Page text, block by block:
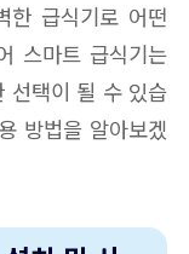
한 급식기로 어떤
스마트 급식기는
선택이 될 수 있습
방법을 알아보겠